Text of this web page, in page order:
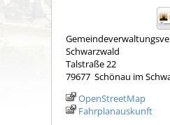
Schwarzwald
Talstraße 22
79677 Schönau im
OpenStreetMap
Fahrplanauskunft